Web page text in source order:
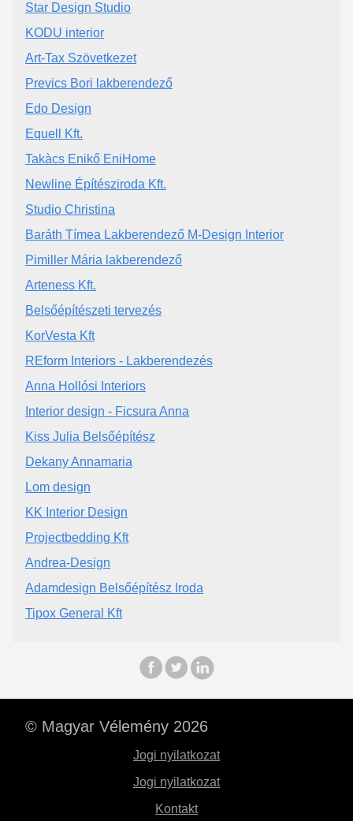
Star Design Studio
KODU interior
Art-Tax Szövetkezet
Prevics Bori lakberendező
Edo Design
Equell Kft.
Takàcs Enikő EniHome
Newline Építésziroda Kft.
Studio Christina
Baráth Tímea Lakberendező M-Design Interior
Pimiller Mária lakberendező
Arteness Kft.
Belsőépítészeti tervezés
KorVesta Kft
REform Interiors - Lakberendezés
Anna Hollósi Interiors
Interior design - Ficsura Anna
Kiss Julia Belsőépítész
Dekany Annamaria
Lom design
KK Interior Design
Projectbedding Kft
Andrea-Design
Adamdesign Belsőépítész Iroda
Tipox General Kft
© Magyar Vélemény 2026
Jogi nyilatkozat
Jogi nyilatkozat
Kontakt